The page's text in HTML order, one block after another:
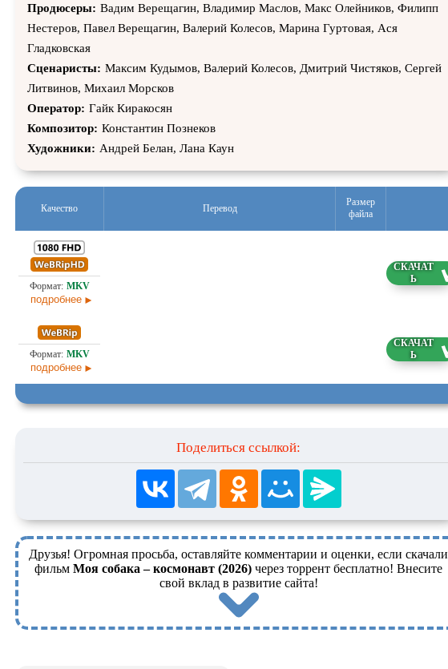
Продюсеры: Вадим Верещагин, Владимир Маслов, Макс Олейников, Филипп
Нестеров, Павел Верещагин, Валерий Колесов, Марина Гуртовая, Ася
Гладковская
Сценаристы: Максим Кудымов, Валерий Колесов, Дмитрий Чистяков, Сергей
Литвинов, Михаил Морсков
Оператор: Гайк Киракосян
Композитор: Константин Познеков
Художники: Андрей Белан, Лана Каун
Качество Перевод
Размер
файла
подробнее
подробнее
Поделиться ссылкой:
Друзья! Огромная просьба, оставляйте комментарии и оценки, если скачали
фильм Моя собака – космонавт (2026) через торрент бесплатно! Внесите
свой вклад в развитие сайта!